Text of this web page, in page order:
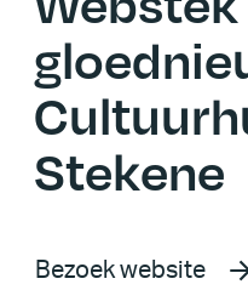
Stekene
Bezoek websitevan